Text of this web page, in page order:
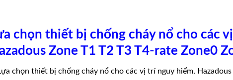
chọn thiết bị chống cháy nổ cho các
Zone T1 T2 T3 T4-rate Zone0